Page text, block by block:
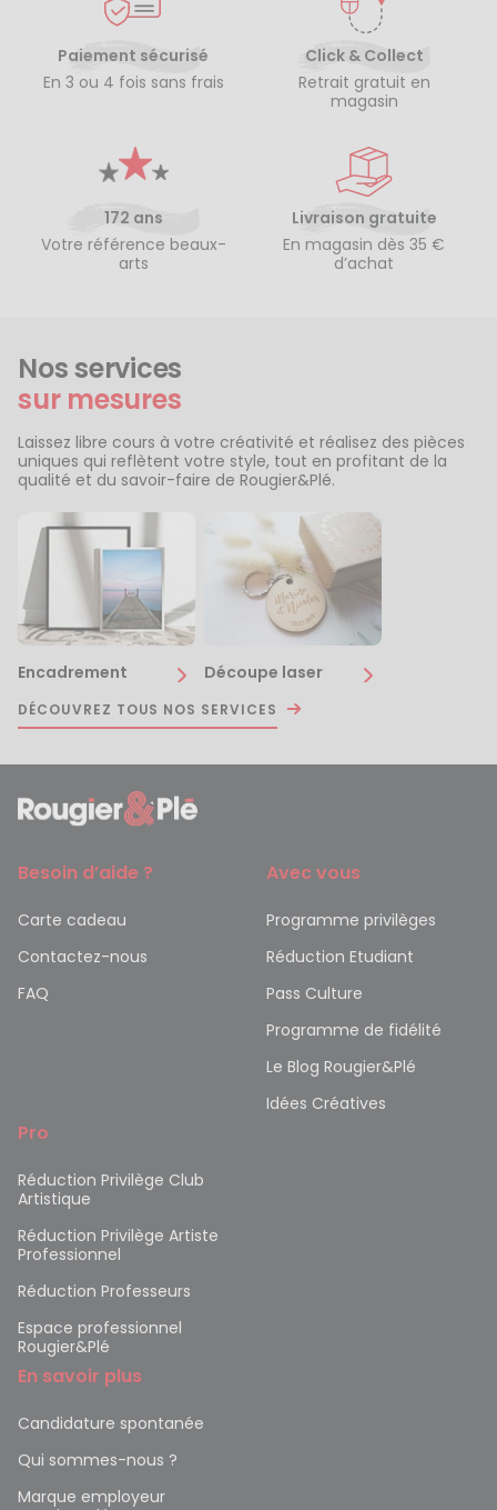
Paiement sécurisé
En 3 ou 4 fois sans frais
Click & Collect
Retrait gratuit en
magasin
172 ans
Votre référence beaux-
arts
Livraison gratuite
En magasin dès 35 €
d’achat
Nos services
sur mesures
Laissez libre cours à votre créativité et réalisez des pièces
uniques qui reflètent votre style, tout en profitant de la
qualité et du savoir-faire de Rougier&Plé.
Encadrement Découpe laser
DÉCOUVREZ TOUS NOS SERVICES
Besoin d’aide ?
Carte cadeau
Contactez-nous
FAQ
Avec vous
Programme privilèges
Réduction Etudiant
Pass Culture
Programme de fidélité
Le Blog Rougier&Plé
Idées Créatives
Pro
Réduction Privilège Club
Artistique
Réduction Privilège Artiste
Professionnel
Réduction Professeurs
Espace professionnel
Rougier&Plé
En savoir plus
Candidature spontanée
Qui sommes-nous ?
Marque employeur